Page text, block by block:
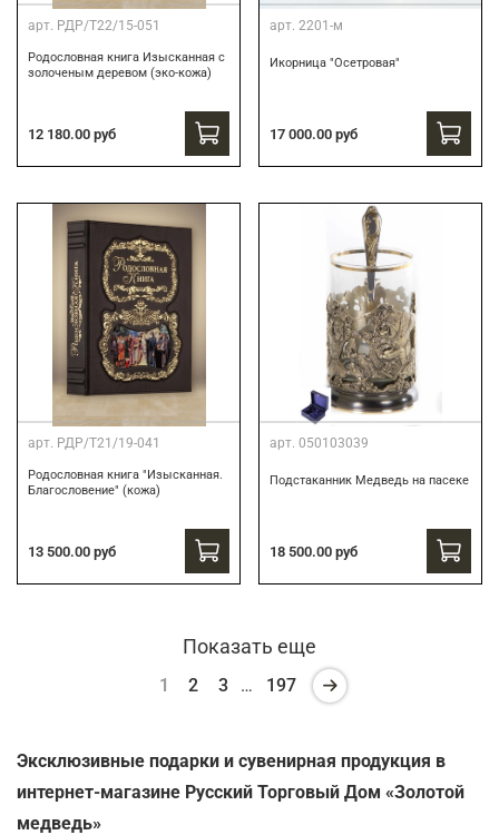
арт. РДР/Т22/15-051
Родословная книга Изысканная с
золоченым деревом (эко-кожа)
12 180.00 руб
арт. 2201-м
Икорница "Осетровая"
17 000.00 руб
арт. РДР/Т21/19-041
Родословная книга "Изысканная.
Благословение" (кожа)
13 500.00 руб
арт. 050103039
Подстаканник Медведь на пасеке
18 500.00 руб
Показать еще
1 2 3 … 197
Эксклюзивные подарки и сувенирная продукция в
интернет-магазине Русский Торговый Дом «Золотой
медведь»